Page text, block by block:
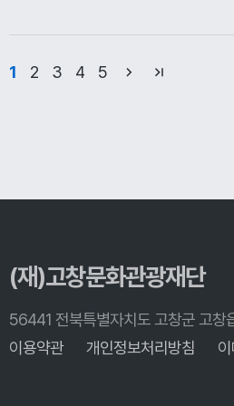
1 2 3 4 5
(재)고창문화관광재단
56441 전북특별자치도 고창군 고창
이용약관 개인정보처리방침